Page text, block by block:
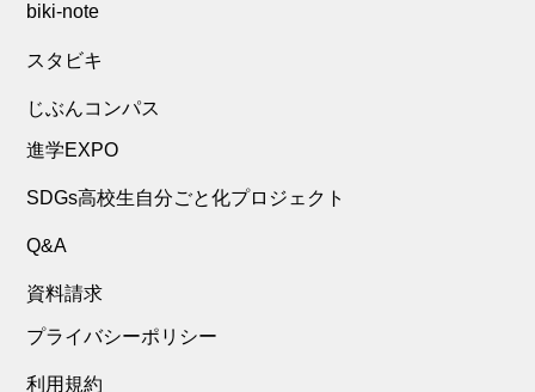
biki-note
スタビキ
じぶんコンパス
進学EXPO
SDGs高校生自分ごと化プロジェクト
Q&A
資料請求
プライバシーポリシー
利用規約